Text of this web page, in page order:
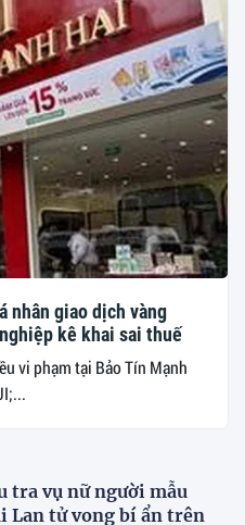
nhân giao dịch vàng
kê khai sai thuế
vi phạm tại Bảo Tín Mạnh
tra vụ nữ người mẫu
Lan tử vong bí ẩn trên